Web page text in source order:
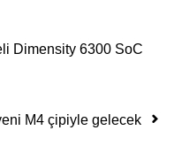
Dimensity 6300 SoC
M4 çipiyle gelecek